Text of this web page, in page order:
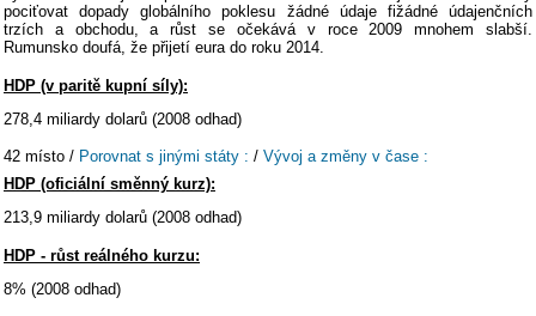
pociťovat dopady globálního poklesu žádné údaje fižádné údajenčních
trzích a obchodu, a růst se očekává v roce 2009 mnohem slabší.
Rumunsko doufá, že přijetí eura do roku 2014.
HDP (v paritě kupní síly):
278,4 miliardy dolarů (2008 odhad)
42 místo / Porovnat s jinými státy : / Vývoj a změny v čase :
HDP (oficiální směnný kurz):
213,9 miliardy dolarů (2008 odhad)
HDP - růst reálného kurzu:
8% (2008 odhad)